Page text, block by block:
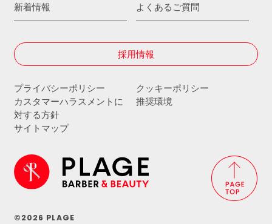
新着情報 よくあるご質問
採用情報
プライバシーポリシー
クッキーポリシー
カスタマーハラスメントに
対する方針
推奨環境
サイトマップ
©2026 PLAGE